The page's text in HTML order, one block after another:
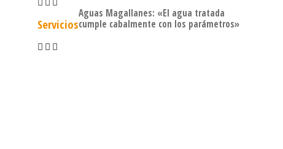
Servicios
Aguas Magallanes: «El agua tratada
cumple cabalmente con los parámetros»